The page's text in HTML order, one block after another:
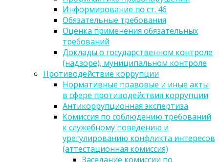
Информирование по ст. 46
Обязательные требования
Оценка применения обязательных
требований
Доклады о государственном контроле
(надзоре), муниципальном контроле
Противодействие коррупции
Нормативные правовые и иные акты
в сфере противодействия коррупции
Антикоррупционная экспертиза
Комиссия по соблюдению требований
к служебному поведению и
урегулированию конфликта интересов
(аттестационная комиссия)
Заседание комиссии по